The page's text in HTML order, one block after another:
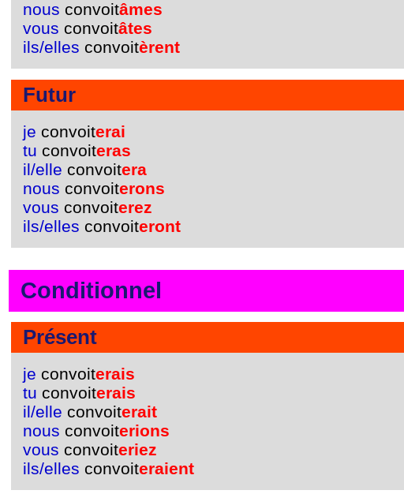
nous convoitâmes
vous convoitâtes
ils/elles convoitèrent
Futur
je convoiterai
tu convoiteras
il/elle convoitera
nous convoiterons
vous convoiterez
ils/elles convoiteront
Conditionnel
Présent
je convoiterais
tu convoiterais
il/elle convoiterait
nous convoiterions
vous convoiteriez
ils/elles convoiteraient